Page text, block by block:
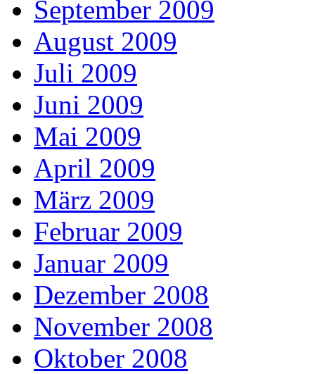
September 2009
August 2009
Juli 2009
Juni 2009
Mai 2009
April 2009
März 2009
Februar 2009
Januar 2009
Dezember 2008
November 2008
Oktober 2008